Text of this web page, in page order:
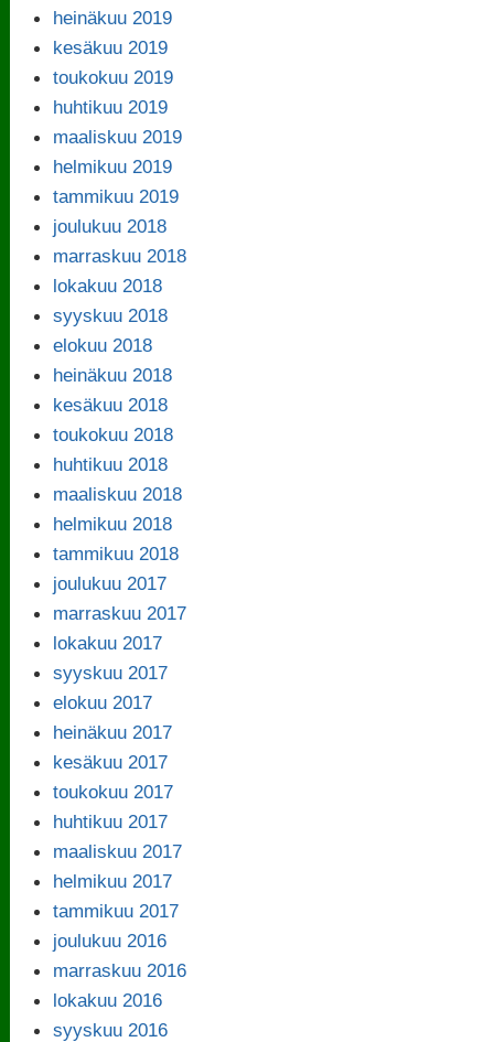
heinäkuu 2019
kesäkuu 2019
toukokuu 2019
huhtikuu 2019
maaliskuu 2019
helmikuu 2019
tammikuu 2019
joulukuu 2018
marraskuu 2018
lokakuu 2018
syyskuu 2018
elokuu 2018
heinäkuu 2018
kesäkuu 2018
toukokuu 2018
huhtikuu 2018
maaliskuu 2018
helmikuu 2018
tammikuu 2018
joulukuu 2017
marraskuu 2017
lokakuu 2017
syyskuu 2017
elokuu 2017
heinäkuu 2017
kesäkuu 2017
toukokuu 2017
huhtikuu 2017
maaliskuu 2017
helmikuu 2017
tammikuu 2017
joulukuu 2016
marraskuu 2016
lokakuu 2016
syyskuu 2016